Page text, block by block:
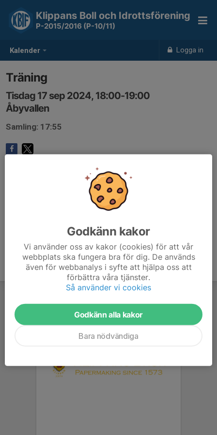
Kalender Logga in
Klippans Boll och Idrottsförening
P-2015/2016 (P-10/11)
Träning
Tisdag 17 sep 2024, 18:00-19:00
Åbyvallen
Samling: 17:55
Godkänn kakor
Vi använder oss av kakor (cookies) för att vår
webbplats ska fungera bra för dig. De används
även för webbanalys i syfte att hjälpa oss att
förbättra våra tjänster.
Så använder vi cookies
Godkänn alla kakor
Bara nödvändiga